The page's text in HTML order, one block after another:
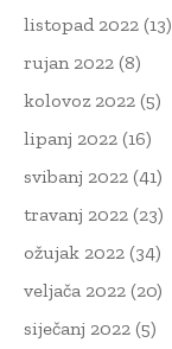
listopad 2022 (13)
rujan 2022 (8)
kolovoz 2022 (5)
lipanj 2022 (16)
svibanj 2022 (41)
travanj 2022 (23)
ožujak 2022 (34)
veljača 2022 (20)
siječanj 2022 (5)